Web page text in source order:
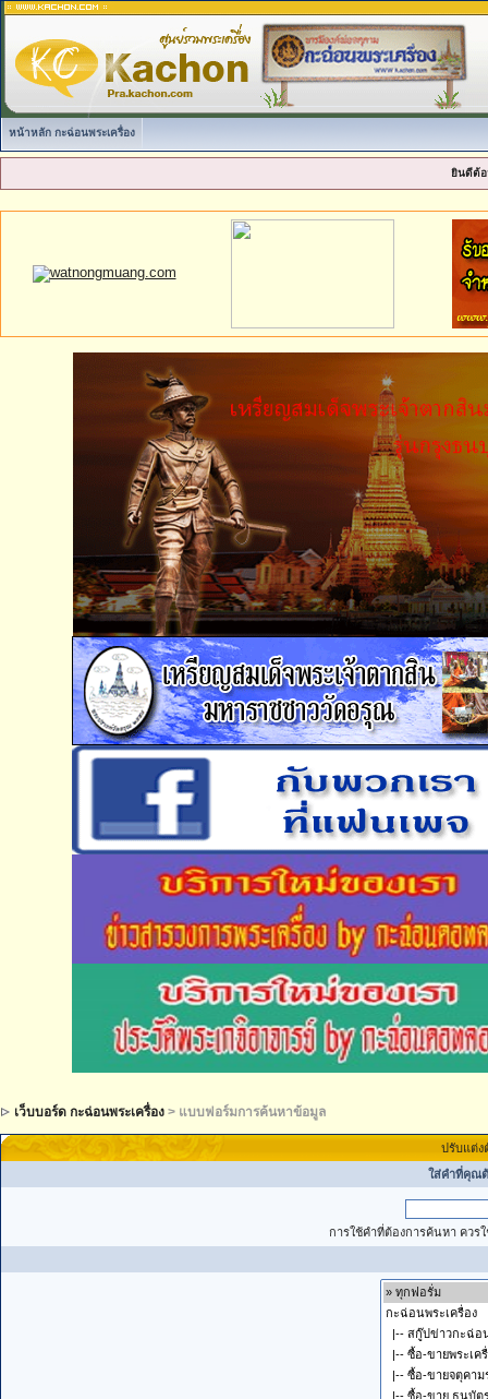
หน้าหลัก กะฉ่อนพระเครื่อง
ยินดีต้อ
เว็บบอร์ด กะฉ่อนพระเครื่อง > แบบฟอร์มการค้นหาข้อมูล
ปรับแต่ง
ใส่คำที่คุณ
การใช้คำที่ต้องการค้นหา ควร